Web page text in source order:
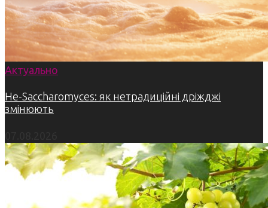
Актуально
Не-Saccharomyces: як нетрадиційні дріжджі
змінюють